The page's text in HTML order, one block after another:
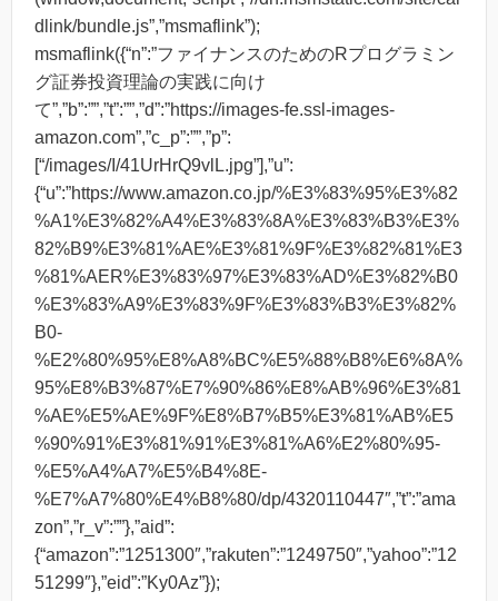
dlink/bundle.js”,”msmaflink”);
msmaflink({“n”:”ファイナンスのためのRプログラミン
グ証券投資理論の実践に向け
て”,”b”:””,”t”:””,”d”:”https://images-fe.ssl-images-
amazon.com”,”c_p”:””,”p”:
[“/images/I/41UrHrQ9vlL.jpg”],”u”:
{“u”:”https://www.amazon.co.jp/%E3%83%95%E3%82
%A1%E3%82%A4%E3%83%8A%E3%83%B3%E3%
82%B9%E3%81%AE%E3%81%9F%E3%82%81%E3
%81%AER%E3%83%97%E3%83%AD%E3%82%B0
%E3%83%A9%E3%83%9F%E3%83%B3%E3%82%
B0-
%E2%80%95%E8%A8%BC%E5%88%B8%E6%8A%
95%E8%B3%87%E7%90%86%E8%AB%96%E3%81
%AE%E5%AE%9F%E8%B7%B5%E3%81%AB%E5
%90%91%E3%81%91%E3%81%A6%E2%80%95-
%E5%A4%A7%E5%B4%8E-
%E7%A7%80%E4%B8%80/dp/4320110447″,”t”:”ama
zon”,”r_v”:””},”aid”:
{“amazon”:”1251300″,”rakuten”:”1249750″,”yahoo”:”12
51299″},”eid”:”Ky0Az”});